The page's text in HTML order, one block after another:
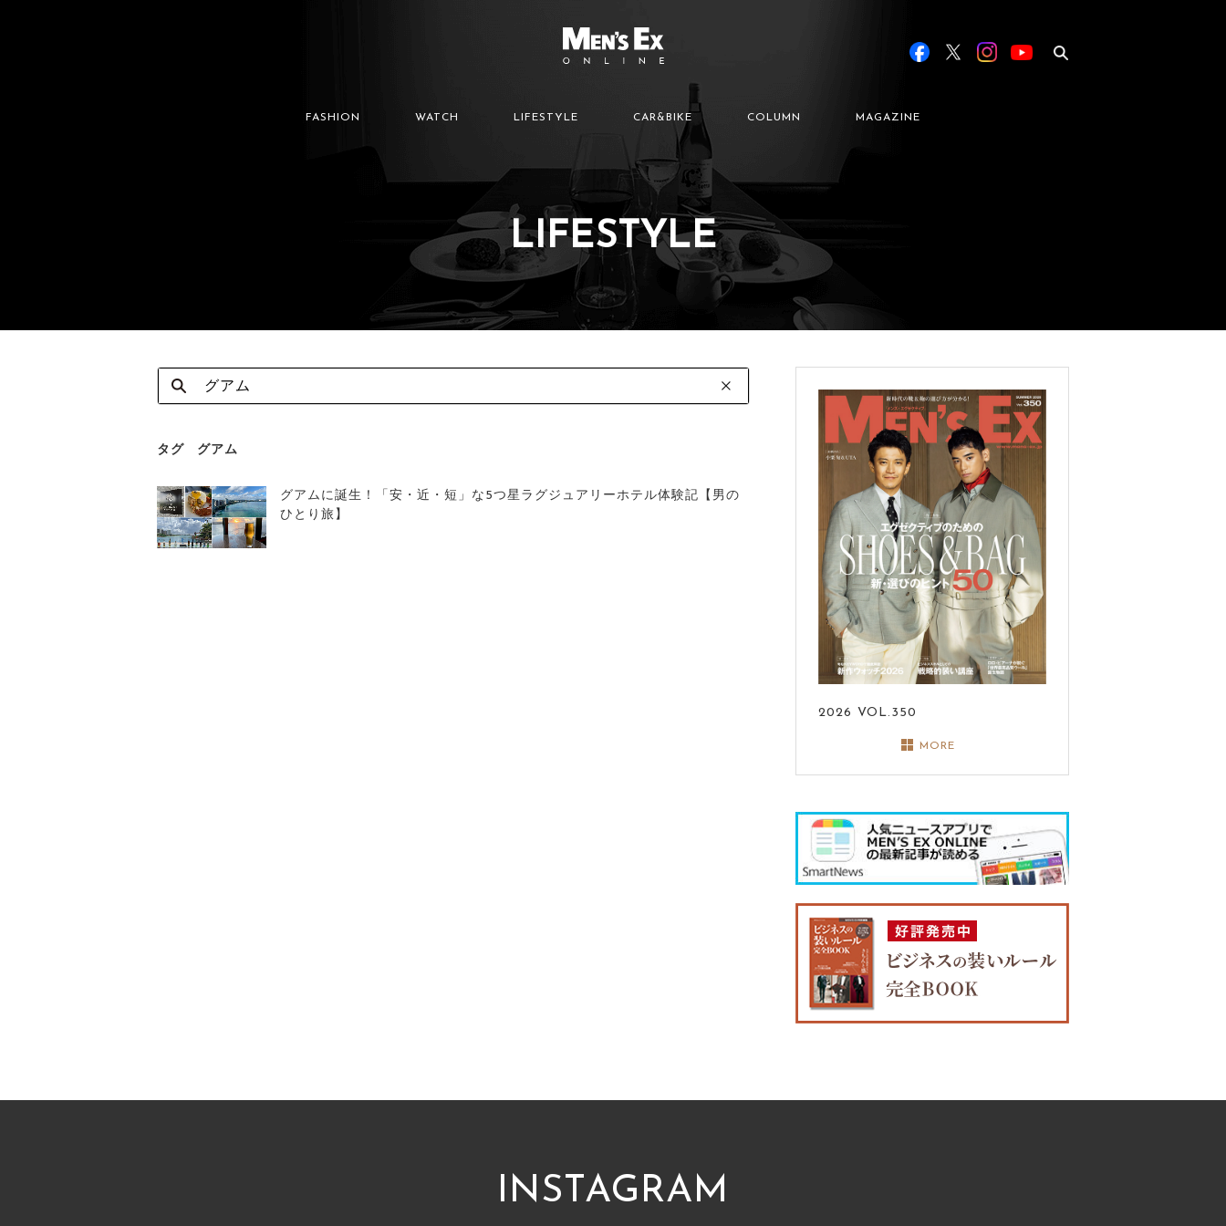
FASHION WATCH LIFESTYLE CAR&BIKE COLUMN MAGAZINE
LIFESTYLE
タグ グアム
グアムに誕生！「安・近・短」な5つ星ラグジュアリーホテル体験記【男の
ひとり旅】
2026 VOL.350
MORE
INSTAGRAM